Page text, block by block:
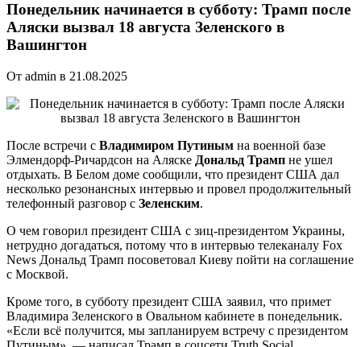
Понедельник начинается в субботу: Трамп после
Аляски вызвал 18 августа Зеленского в
Вашингтон
От admin в 21.08.2025
После встречи с Владимиром Путиным на военной базе
Элмендорф-Ричардсон на Аляске Дональд Трамп не ушел
отдыхать. В Белом доме сообщили, что президент США дал
несколько резонансных интервью и провел продолжительный
телефонный разговор с Зеленским.
О чем говорил президент США с зиц-президентом Украины,
нетрудно догадаться, потому что в интервью телеканалу Fox
News Дональд Трамп посоветовал Киеву пойти на соглашение
с Москвой.
Кроме того, в субботу президент США заявил, что примет
Владимира Зеленского в Овальном кабинете в понедельник.
«Если всё получится, мы запланируем встречу с президентом